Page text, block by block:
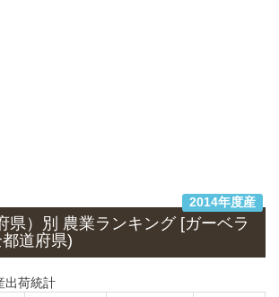
2014年度産
県）別 農業ランキング [ガーベラ
道府県)
出荷統計